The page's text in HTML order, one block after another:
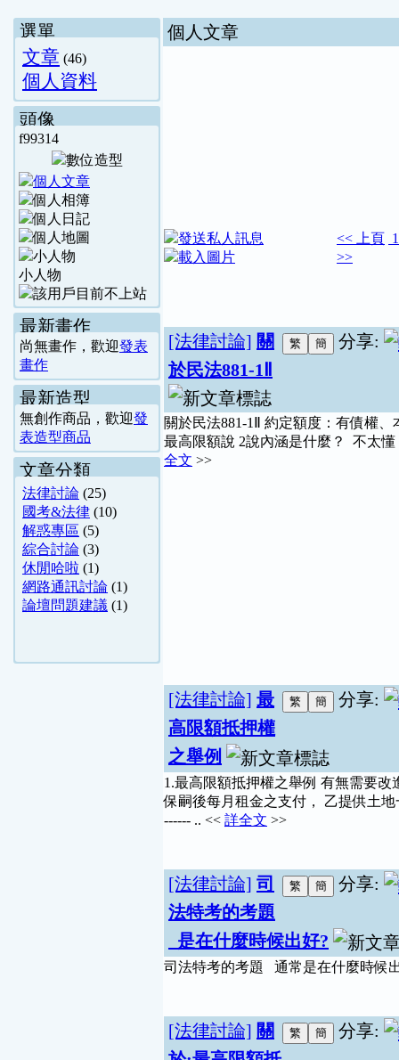
選單
文章 (46)
個人資料
頭像
f99314
小人物
最新畫作
尚無畫作，歡迎發表
畫作
最新造型
無創作商品，歡迎發
表造型商品
文章分類
法律討論 (25)
國考&法律 (10)
解惑專區 (5)
綜合討論 (3)
休閒哈啦 (1)
網路通訊討論 (1)
論壇問題建議 (1)
個人文章
<< 上頁
>>
分享:
[法律討論] 關
於民法881-1Ⅱ
關於民法881-1Ⅱ 約定額度：有債權、
最高限額說 2說內涵是什麼？ 不太
全文 >>
分享:
[法律討論] 最
高限額抵押權
之舉例
1.最高限額抵押權之舉例 有無需要
保嗣後每月租金之支付， 乙提供土
------ .. << 詳全文 >>
分享:
[法律討論] 司
法特考的考題
是在什麼時候出好?
司法特考的考題 通常是在什麼時候
分享:
[法律討論] 關